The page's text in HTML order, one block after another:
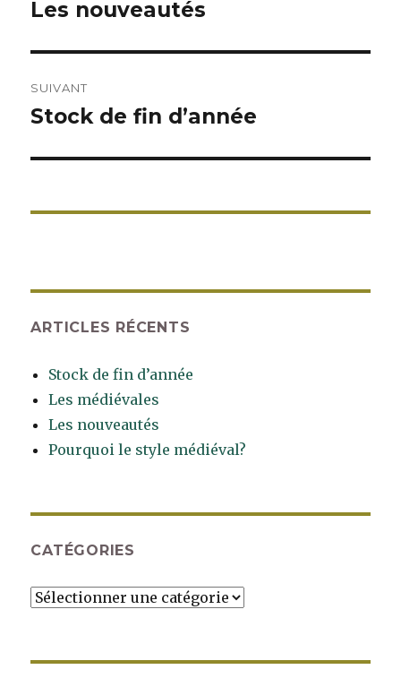
Article
Les nouveautés
SUIVANT
Article
Stock de fin d’année
ARTICLES RÉCENTS
Stock de fin d’année
Les médiévales
Les nouveautés
Pourquoi le style médiéval?
CATÉGORIES
Catégories